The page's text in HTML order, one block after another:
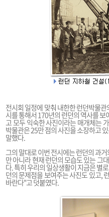
전시회 일정에 맞춰 내한한 런던박물
시를 통해서 170년의 런던의 역사를
고 모두 익숙한 사진이라는 매개체는
박물관은 25만 점의 사진을 소장하고
말했다.
그의 말대로 이번 전시에는 런던의 과
만 아니라 현재 런던의 모습도 있는 그
다. 특히 우리의 일상생활이 지금은 별
던의 문제점을 보여주는 사진도 있고,
바란다"고 덧붙였다.